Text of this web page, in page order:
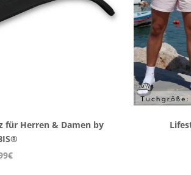
für Herren & Damen by